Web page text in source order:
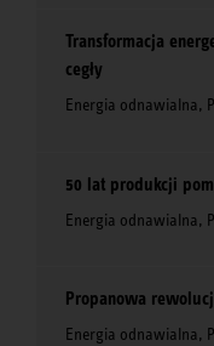
Transformacja
cegły
Energia odnawialna,
50 lat produkcji
Energia odnawialna,
Propanowa
Energia odnawialna,